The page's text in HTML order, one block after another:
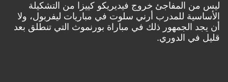
ليس من المفاجئ خروج فيديريكو كييزا من التشكيلة
الأساسية للمدرب أرني سلوت في مباريات ليفربول، ولا
أن يجد الجمهور ذلك في مباراة بورنموث التي تنطلق بعد
قليل في الدوري.